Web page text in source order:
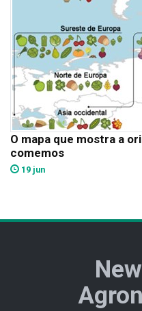
O mapa que mostra a
comemos
19 jun